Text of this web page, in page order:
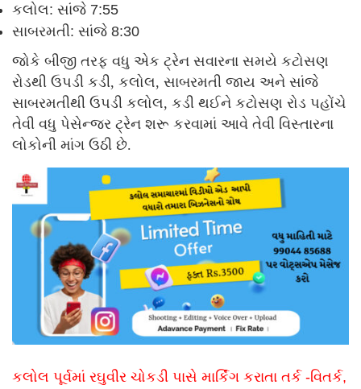
કલોલ: સાંજે 7:55
સાબરમતી: સાંજે 8:30
જોકે બીજી તરફ વધુ એક ટ્રેન સવારના સમયે કટોસણ
રોડથી ઉપડી કડી, કલોલ, સાબરમતી જાય અને સાંજે
સાબરમતીથી ઉપડી કલોલ, કડી થઈને કટોસણ રોડ પહોંચે
તેવી વધુ પેસેન્જર ટ્રેન શરૂ કરવામાં આવે તેવી વિસ્તારના
લોકોની માંગ ઉઠી છે.
કલોલ પૂર્વમાં રઘુવીર ચોકડી પાસે માર્કિંગ કરાતા તર્ક -વિતર્ક,